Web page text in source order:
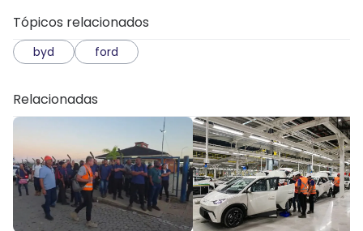
Tópicos relacionados
byd ford
Relacionadas